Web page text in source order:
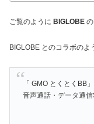
ご覧のように BIGLOBE
BIGLOBE とのコラボの
「 GMO とくとくBB
音声通話・データ通信